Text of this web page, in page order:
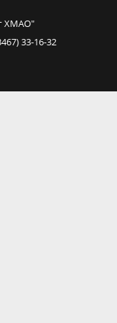
ХМАО"
33-16-32